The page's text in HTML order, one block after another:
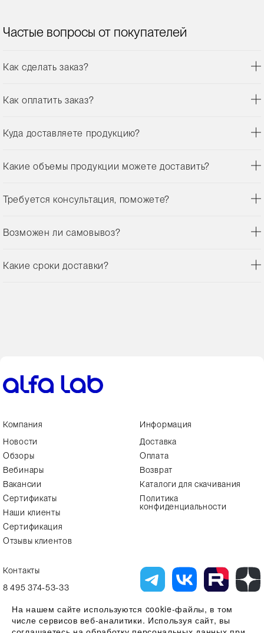
Частые вопросы от покупателей
Как сделать заказ?
Как оплатить заказ?
Куда доставляете продукцию?
Какие объемы продукции можете доставить?
Требуется консультация, поможете?
Возможен ли самовывоз?
Какие сроки доставки?
Компания
Новости
Обзоры
Вебинары
Вакансии
Сертификаты
Наши клиенты
Сертификация
Отзывы клиентов
Информация
Доставка
Оплата
Возврат
Каталоги для скачивания
Политика
конфиденциальности
Контакты
8 495 374-53-33
На нашем сайте используются cookie-файлы, в том
числе сервисов веб-аналитики. Используя сайт, вы